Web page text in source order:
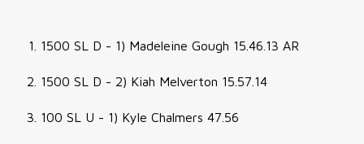
1500 SL D - 1) Madeleine Gough 15.46.13 AR
1500 SL D - 2) Kiah Melverton 15.57.14
100 SL U - 1) Kyle Chalmers 47.56